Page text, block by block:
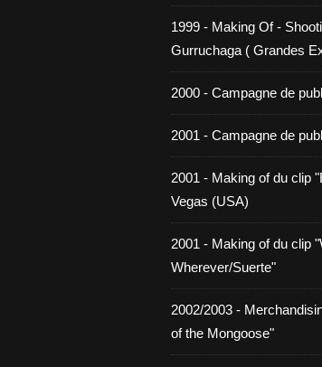
1999 - Making Of -
Gurruchaga ( Grandes
2000 - Campagne de
2001 - Campagne de
2001 - Making of du clip
Vegas (USA)
2001 - Making of du clip
Wherever/Suerte"
2002/2003 -
of the Mongoose"